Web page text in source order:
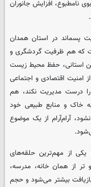
نامطبوع، افزایش جانوران
پسماند در استان همدان
که هم ظرفیت گردشگری و
استانی، حفظ محیط زیست
اقتصادی و اجتماعی
درست مدیریت نکند، هم
خاک و منابع طبیعی خود
آرام‌آرام از یک موضوع
یکی از مهم‌ترین حلقه‌های
از همان خانه، مدرسه،
بیشتر می‌شود و حجم